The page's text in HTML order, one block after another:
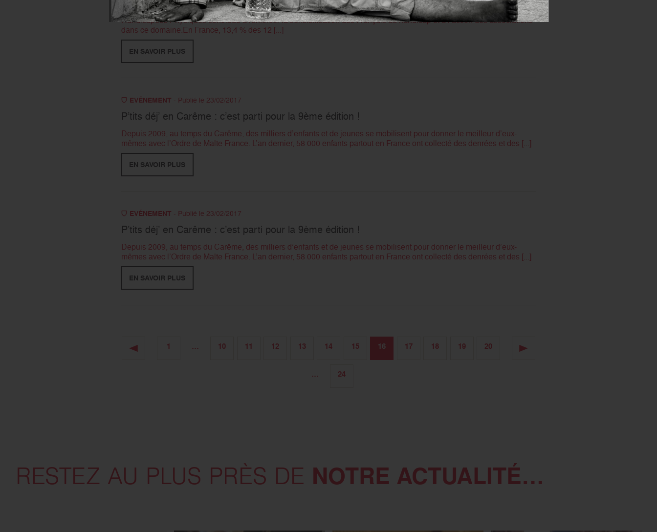
Handicap : agissons ensemble ! Campagne SNPHP 2021Depuis 1995, la Semaine Nationale des Personnes
Handicapées Physiques contribue à renforcer la sensibilisation des Français au handicap et à l’action des associations
dans ce domaine.En France, 13,4 % des 12 [...]
EN SAVOIR PLUS
EVÉNEMENT - Publié le 23/02/2017
P’tits déj’ en Carême : c’est parti pour la 9ème édition !
Depuis 2009, au temps du Carême, des milliers d’enfants et de jeunes se mobilisent pour donner le meilleur d’eux-
mêmes avec l’Ordre de Malte France. L’an dernier, 58 000 enfants partout en France ont collecté des denrées et des [...]
EN SAVOIR PLUS
EVÉNEMENT - Publié le 23/02/2017
P’tits déj’ en Carême : c’est parti pour la 9ème édition !
Depuis 2009, au temps du Carême, des milliers d’enfants et de jeunes se mobilisent pour donner le meilleur d’eux-
mêmes avec l’Ordre de Malte France. L’an dernier, 58 000 enfants partout en France ont collecté des denrées et des [...]
EN SAVOIR PLUS
1 … 10 11 12 13 14 15 16 17 18 19 20
… 24
RESTEZ AU PLUS PRÈS DE NOTRE ACTUALITÉ…